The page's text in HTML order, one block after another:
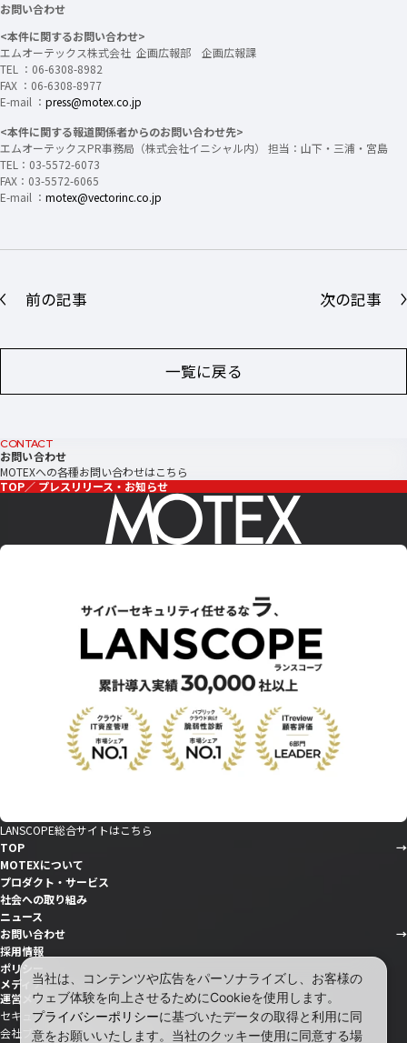
お問い合わせ
<本件に関するお問い合わせ>
エムオーテックス株式会社 企画広報部 企画広報課
TEL ：06-6308-8982
FAX ：06-6308-8977
E-mail ： press@motex.co.jp
<本件に関する報道関係者からのお問い合わせ先>
エムオーテックスPR事務局（株式会社イニシャル内） 担当：山下・三浦・宮島
TEL：03-5572-6073
FAX：03-5572-6065
E-mail ： motex@vectorinc.co.jp
前の記事
一覧に戻る
次の記事
CONTACT
お問い合わせ
MOTEXへの各種お問い合わせはこちら
TOP
プレスリリース・お知らせ
LANSCOPE総合サイトはこちら
TOP
MOTEXについて
プロダクト・サービス
社会への取り組み
ニュース
お問い合わせ
採用情報
ポリシー
メディア
運営メディア
セキュリティ情報サイト「wiz LANCOPE」
会社ブログ「MOTEX公式note」
当社は、コンテンツや広告をパーソナライズし、お客様の
ウェブ体験を向上させるためにCookieを使用します。
プライバシーポリシーに基づいたデータの取得と利用に同
意をお願いいたします。当社のクッキー使用に同意する場